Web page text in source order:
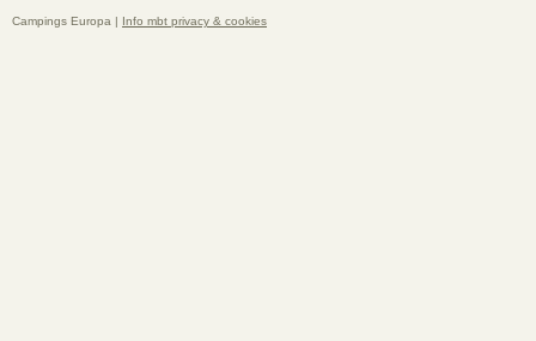
Campings Europa | Info mbt privacy & cookies